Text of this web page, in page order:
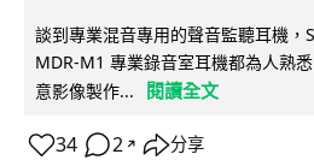
談到專業混音專用的聲音監聽耳機
MDR-M1 專業錄音室耳機都為人熟
意影像製作...
閱讀全文
34 2 ↗ 分享